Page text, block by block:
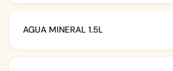
AGUA MINERAL 1.5L